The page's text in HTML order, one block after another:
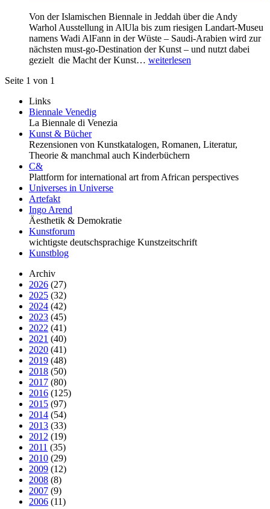
Von der Islamischen Biennale in Jeddah über die Andy
Warhol Ausstellung in AlUla bis zum riesigen Landart-Museu
namens Wadi AlFann in der Wüste – Saudi-Arabien wird zur
nächsten must-go-Destination der Kunst – und nutzt dabei
gezielt die Macht der Kunst… weiterlesen
Seite 1 von 1
Links
Biennale Venedig
La Biennale di Venezia
Kunst & Bücher
Rezensionen von Kunstkatalogen, Romanen, Literatur,
Theorie & manchmal auch Kinderbüchern
C&
Plattform for international art from African perspectives
Universes in Universe
Artefakt
Ingo Arend
Äesthetik & Demokratie
Kunstforum
wichtigste deutschsprachige Kunstzeitschrift
Kunstblog
Archiv
2026 (27)
2025 (32)
2024 (42)
2023 (45)
2022 (41)
2021 (40)
2020 (41)
2019 (48)
2018 (50)
2017 (80)
2016 (125)
2015 (97)
2014 (54)
2013 (33)
2012 (19)
2011 (35)
2010 (29)
2009 (12)
2008 (8)
2007 (9)
2006 (11)